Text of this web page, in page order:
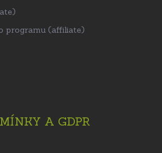
programu (affiliate)
A GDPR